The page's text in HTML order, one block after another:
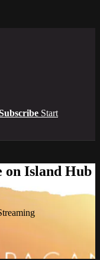
Start
on Island Hub